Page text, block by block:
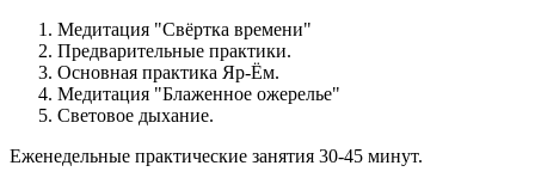
Медитация "Свёртка времени"
Предварительные практики.
Основная практика Яр-Ём.
Медитация "Блаженное ожерелье"
Световое дыхание.
Еженедельные практические занятия 30-45 минут.